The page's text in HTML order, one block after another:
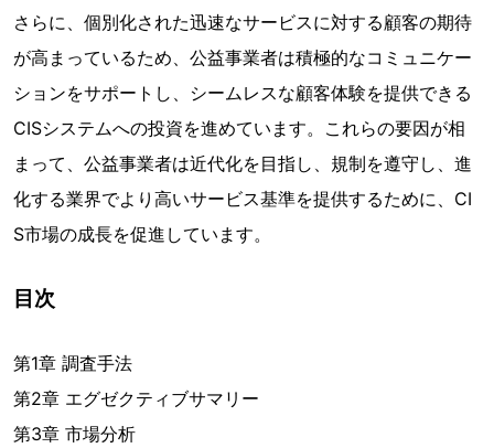
さらに、個別化された迅速なサービスに対する顧客の期待
が高まっているため、公益事業者は積極的なコミュニケー
ションをサポートし、シームレスな顧客体験を提供できる
CISシステムへの投資を進めています。これらの要因が相
まって、公益事業者は近代化を目指し、規制を遵守し、進
化する業界でより高いサービス基準を提供するために、CI
S市場の成長を促進しています。
目次
第1章 調査手法
第2章 エグゼクティブサマリー
第3章 市場分析